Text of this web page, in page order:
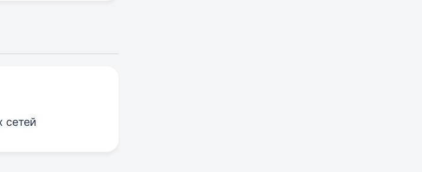
сетей